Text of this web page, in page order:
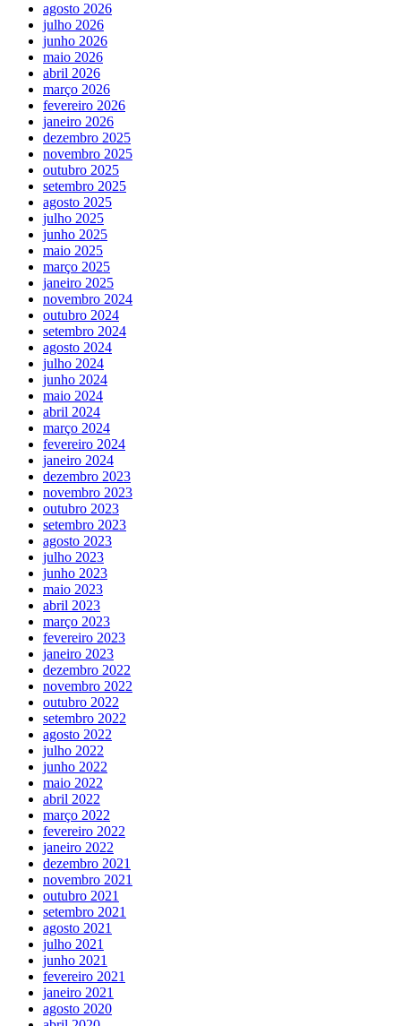
agosto 2026
julho 2026
junho 2026
maio 2026
abril 2026
março 2026
fevereiro 2026
janeiro 2026
dezembro 2025
novembro 2025
outubro 2025
setembro 2025
agosto 2025
julho 2025
junho 2025
maio 2025
março 2025
janeiro 2025
novembro 2024
outubro 2024
setembro 2024
agosto 2024
julho 2024
junho 2024
maio 2024
abril 2024
março 2024
fevereiro 2024
janeiro 2024
dezembro 2023
novembro 2023
outubro 2023
setembro 2023
agosto 2023
julho 2023
junho 2023
maio 2023
abril 2023
março 2023
fevereiro 2023
janeiro 2023
dezembro 2022
novembro 2022
outubro 2022
setembro 2022
agosto 2022
julho 2022
junho 2022
maio 2022
abril 2022
março 2022
fevereiro 2022
janeiro 2022
dezembro 2021
novembro 2021
outubro 2021
setembro 2021
agosto 2021
julho 2021
junho 2021
fevereiro 2021
janeiro 2021
agosto 2020